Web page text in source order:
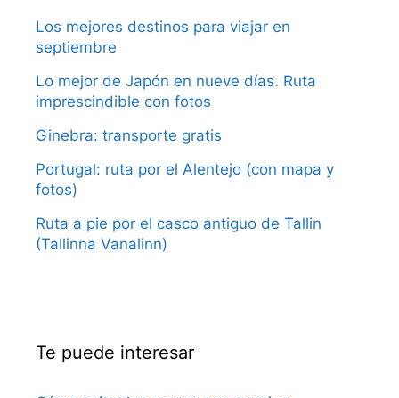
Los mejores destinos para viajar en
septiembre
Lo mejor de Japón en nueve días. Ruta
imprescindible con fotos
Ginebra: transporte gratis
Portugal: ruta por el Alentejo (con mapa y
fotos)
Ruta a pie por el casco antiguo de Tallin
(Tallinna Vanalinn)
Te puede interesar